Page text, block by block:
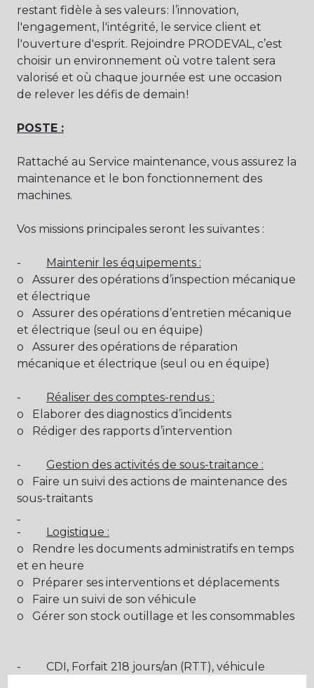
restant fidèle à ses valeurs : l’innovation,
l'engagement, l'intégrité, le service client et
l'ouverture d'esprit. Rejoindre PRODEVAL, c’est
choisir un environnement où votre talent sera
valorisé et où chaque journée est une occasion
de relever les défis de demain !
POSTE :
Rattaché au Service maintenance, vous assurez la
maintenance et le bon fonctionnement des
machines.
Vos missions principales seront les suivantes :
- Maintenir les équipements :
o Assurer des opérations d’inspection mécanique
et électrique
o Assurer des opérations d’entretien mécanique
et électrique (seul ou en équipe)
o Assurer des opérations de réparation
mécanique et électrique (seul ou en équipe)
- Réaliser des comptes-rendus :
o Elaborer des diagnostics d’incidents
o Rédiger des rapports d’intervention
- Gestion des activités de sous-traitance :
o Faire un suivi des actions de maintenance des
sous-traitants
- Logistique :
o Rendre les documents administratifs en temps
et en heure
o Préparer ses interventions et déplacements
o Faire un suivi de son véhicule
o Gérer son stock outillage et les consommables
- CDI, Forfait 218 jours/an (RTT), véhicule